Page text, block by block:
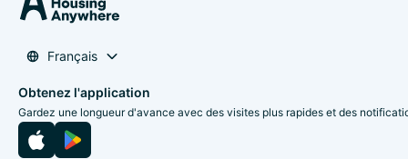
Français
Obtenez l'application
Gardez une longueur d'avance avec des visites plus rapides et des